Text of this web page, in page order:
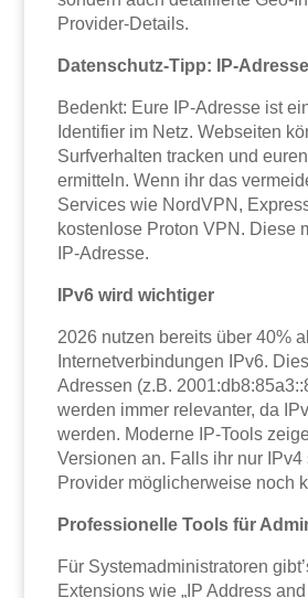
Provider-Details.
Datenschutz-Tipp: IP-
Bedenkt: Eure IP-Adresse ist
Identifier im Netz. Webseiten
Surfverhalten tracken und
ermitteln. Wenn ihr das
Services wie NordVPN,
kostenlose Proton VPN. Diese
IP-Adresse.
IPv6 wird wichtiger
2026 nutzen bereits über 40%
Internetverbindungen IPv6.
Adressen (z.B.
werden immer relevanter, da
werden. Moderne IP-Tools
Versionen an. Falls ihr nur IPv4
Provider möglicherweise noch
Professionelle Tools für
Für Systemadministratoren
Extensions wie „IP Address